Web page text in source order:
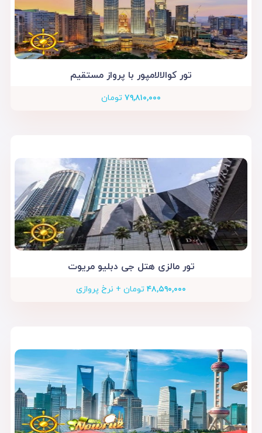
تور کوالالامپور با پرواز مستقیم
۷۹,۸۱۰,۰۰۰ تومان
تور مالزی هتل جی دبلیو مریوت
۴۸,۵۹۰,۰۰۰ تومان + نرخ پروازی